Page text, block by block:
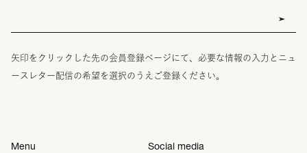
矢印をクリックした先の会員登録ページにて、必要な情報の入力とニュ
ースレター配信の希望を選択のうえご登録ください。
Menu Social media